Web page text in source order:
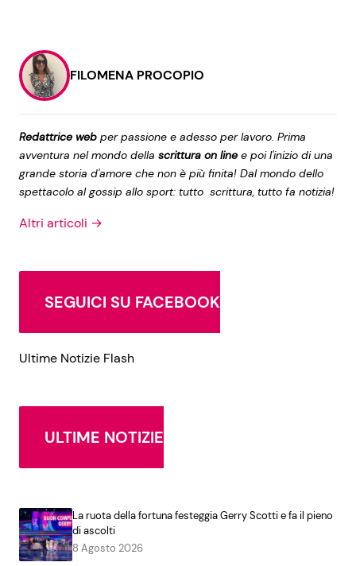
FILOMENA PROCOPIO
Redattrice web per passione e adesso per lavoro. Prima
avventura nel mondo della scrittura on line e poi l'inizio di una
grande storia d'amore che non è più finita! Dal mondo dello
spettacolo al gossip allo sport: tutto scrittura, tutto fa notizia!
Altri articoli →
SEGUICI SU FACEBOOK
Ultime Notizie Flash
ULTIME NOTIZIE
La ruota della fortuna festeggia Gerry Scotti e fa il pieno
di ascolti
8 Agosto 2026